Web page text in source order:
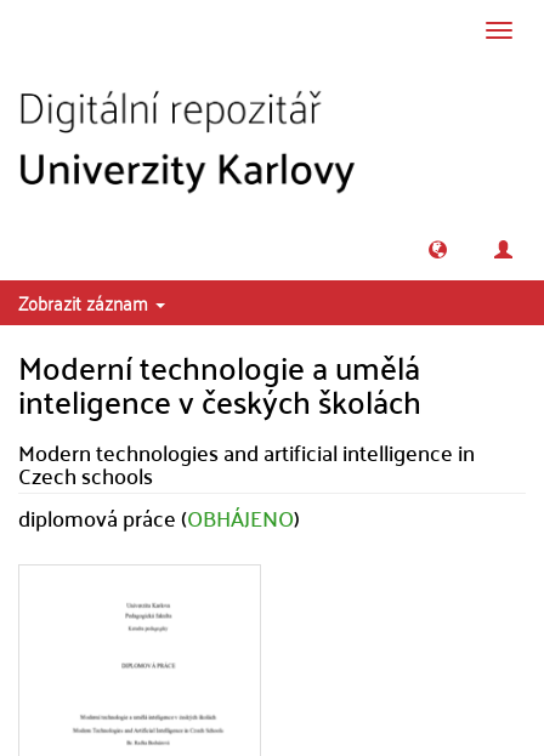
Zobrazit záznam
Moderní technologie a umělá
inteligence v českých školách
Modern technologies and artificial intelligence in
Czech schools
diplomová práce (OBHÁJENO)